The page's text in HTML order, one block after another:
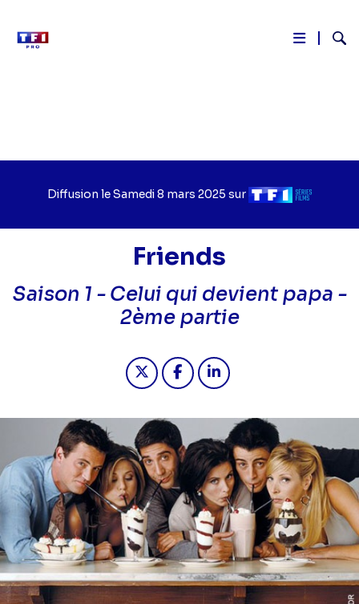
Diffusion leJour
diffusion
Samedi 8 mars 2025 sur Chaîne
diffusion
Friends
Saison 1 -Celui qui devient papa -
2ème partie
Partager "2025-03-08 19:30 -
Partager "2025-03-08